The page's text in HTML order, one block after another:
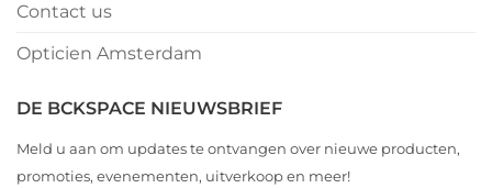
Contact us
Opticien Amsterdam
DE BCKSPACE NIEUWSBRIEF
Meld u aan om updates te ontvangen over nieuwe producten,
promoties, evenementen, uitverkoop en meer!